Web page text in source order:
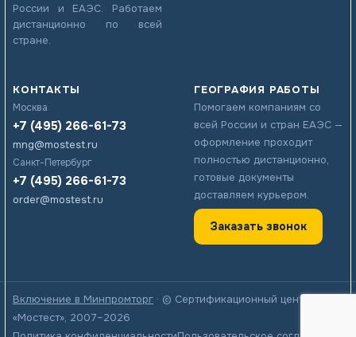
России и ЕАЭС. Работаем
дистанционно по всей
стране.
КОНТАКТЫ
Москва
+7 (495) 266-61-73
mng@mostest.ru
Санкт-Петербург
+7 (495) 266-61-73
order@mostest.ru
ГЕОГРАФИЯ РАБОТЫ
Помогаем компаниям со
всей России и стран ЕАЭС —
оформление проходит
полностью дистанционно,
готовые документы
доставляем курьером.
Заказать звонок
Включение в Минпромторг · © Сертификационный центр
«Мостест», 2007–2026